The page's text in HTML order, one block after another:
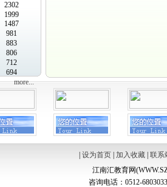
2302
1999
1487
981
883
806
712
694
more...
设为首页| 加入收藏| 联系
江南汇教育网
咨询电话：0512-